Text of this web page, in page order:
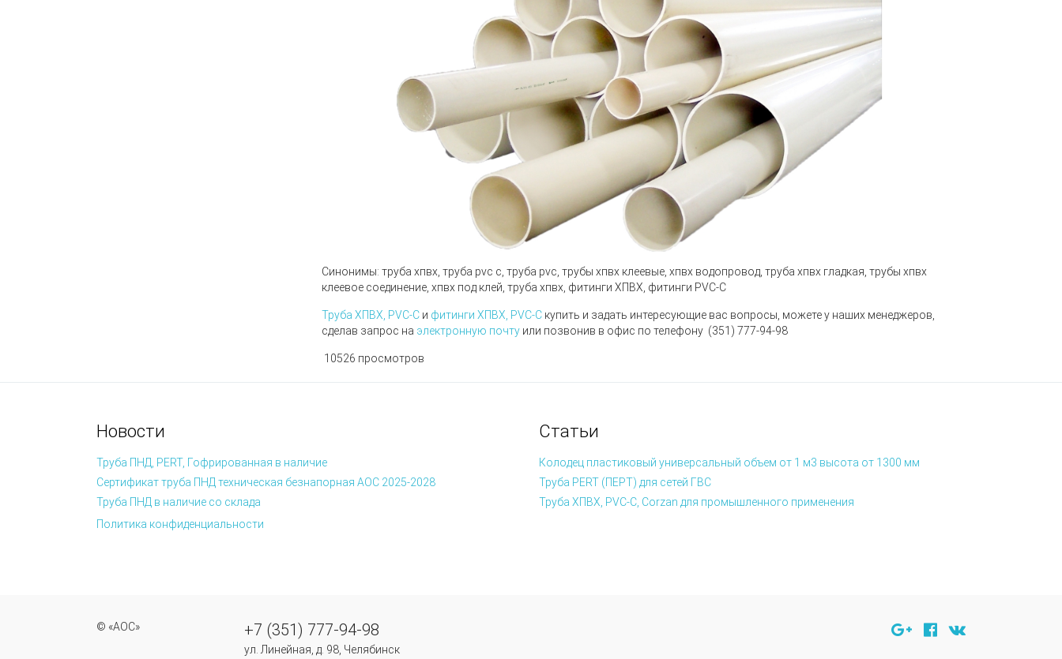
Синонимы: труба хпвх, труба pvc c, труба pvc, трубы хпвх клеевые, хпвх водопровод, труба хпвх гладкая, трубы хпвх
клеевое соединение, хпвх под клей, труба хпвх, фитинги ХПВХ, фитинги PVC-C
Труба ХПВХ, PVC-C и фитинги ХПВХ, PVC-C купить и задать интересующие вас вопросы, можете у наших менеджеров,
сделав запрос на электронную почту или позвонив в офис по телефону (351 ) 777-94-98
10526 просмотров
Новости
Труба ПНД, PERT, Гофрированная в наличие
Сертификат труба ПНД техническая безнапорная АОС 2025-2028
Труба ПНД в наличие со склада
Статьи
Колодец пластиковый универсальный объем от 1 м3 высота от 1300 мм
Труба PERT (ПЕРТ) для сетей ГВС
Труба ХПВХ, PVC-C, Corzan для промышленного применения
Политика конфиденциальности
© «АОС» +7 (351) 777-94-98
ул. Линейная, д. 98, Челябинск